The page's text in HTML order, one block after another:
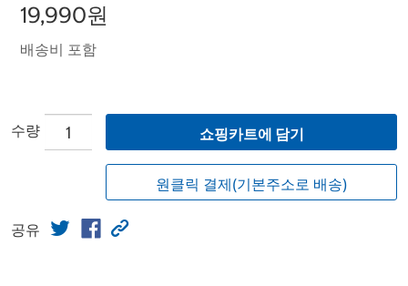
19,990원
배송비 포함
수량 쇼핑카트에 담기
원클릭 결제(기본주소로 배송)
공유